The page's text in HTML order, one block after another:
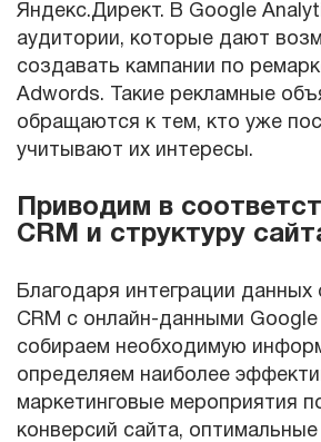
Яндекс.Директ. В Google
аудитории, которые дают
создавать кампании по
Adwords. Такие рекламные
обращаются к тем, кто уже
учитывают их интересы.
Приводим в
CRM и структуру
Благодаря интеграции
CRM с онлайн-данными
собираем необходимую
определяем наиболее
маркетинговые мероприятия
конверсий сайта,